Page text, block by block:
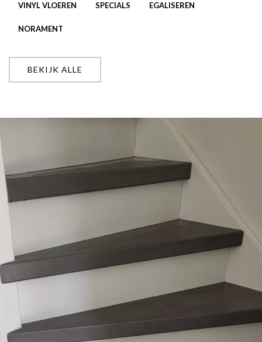
VINYL VLOEREN SPECIALS EGALISEREN
NORAMENT
BEKIJK ALLE